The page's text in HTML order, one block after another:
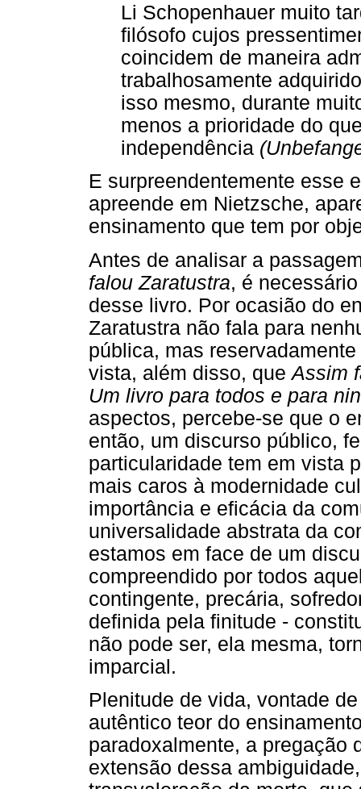
Li Schopenhauer muito
filósofo cujos
coincidem de maneira
trabalhosamente
isso mesmo, durante
menos a prioridade do
independência
E surpreendentemente esse
apreende em Nietzsche,
ensinamento que tem por
Antes de analisar a
falou Zaratustra, é
desse livro. Por ocasião do
Zaratustra não fala para
pública, mas
vista, além disso, queAssim
Um livro para todos e para
aspectos, percebe-se que o
então, um discurso público,
particularidade tem em vista
mais caros à modernidade
importância e eficácia da
universalidade abstrata da
estamos em face de um
compreendido por todos
contingente, precária,
definida pela finitude -
não pode ser, ela mesma,
imparcial.
Plenitude de vida, vontade
autêntico teor do
paradoxalmente, a pregação
extensão dessa